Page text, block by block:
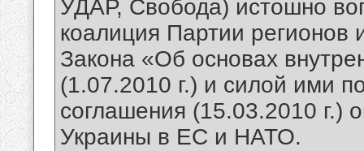
УДАР, Свобода) истошно
коалиция Партии регионов
Закона «Об основах
(1.07.2010 г.) и силой ими
соглашения (15.03.2010 г.)
Украины в ЕС и НАТО.